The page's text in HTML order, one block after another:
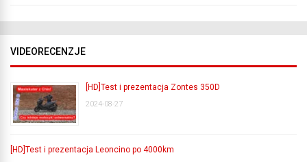
VIDEORECENZJE
[HD]Test i prezentacja Zontes 350D
2024-08-27
[HD]Test i prezentacja Leoncino po 4000km